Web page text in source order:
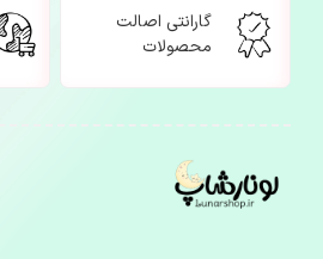
گارانتی اصالت
محصولات